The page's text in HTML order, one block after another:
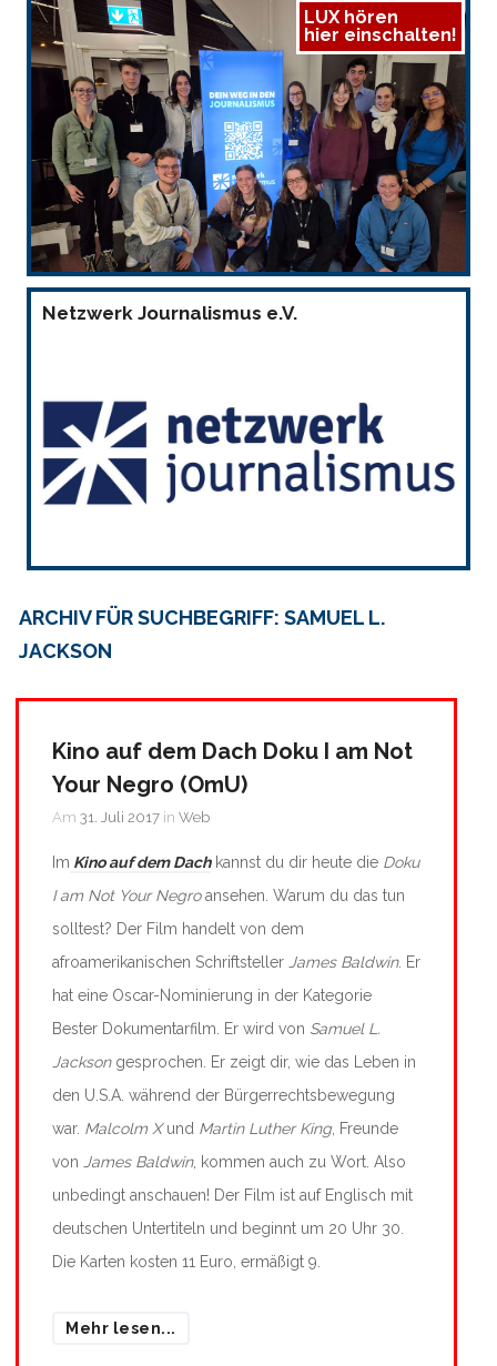
LUX hören
hier einschalten!
Netzwerk Journalismus e.V.
ARCHIV FÜR SUCHBEGRIFF: SAMUEL L.
JACKSON
Kino auf dem Dach Doku I am Not
Your Negro (OmU)
Am 31. Juli 2017 in Web
Im Kino auf dem Dachkannst du dir heute die Doku
I am Not Your Negroansehen. Warum du das tun
solltest? Der Film handelt von dem
afroamerikanischen Schriftsteller James Baldwin. Er
hat eine Oscar-Nominierung in der Kategorie
Bester Dokumentarfilm. Er wird von Samuel L.
Jacksongesprochen. Er zeigt dir, wie das Leben in
den U.S.A. während der Bürgerrechtsbewegung
war. Malcolm Xund Martin Luther King, Freunde
von James Baldwin, kommen auch zu Wort. Also
unbedingt anschauen! Der Film ist auf Englisch mit
deutschen Untertiteln und beginnt um 20 Uhr 30.
Die Karten kosten 11 Euro, ermäßigt 9.
Mehr lesen...